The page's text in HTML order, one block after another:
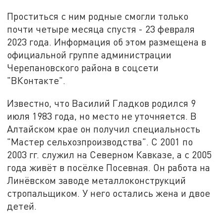
Проститься с ним родные смогли только
почти четыре месяца спустя - 23 февраля
2023 года. Информация об этом размещена в
официальной группе администрации
Черепановского района в соцсети
"ВКонтакте".
Известно, что Василий Гладков родился 9
июля 1983 года, но место не уточняется. В
Алтайском крае он получил специальность
"Мастер сельхозпроизводства". С 2001 по
2003 гг. служил на Северном Кавказе, а с 2005
года живёт в посёлке Посевная. Он работа на
Линёвском заводе металлоконструкций
стропальщиком. У него остались жена и двое
детей.